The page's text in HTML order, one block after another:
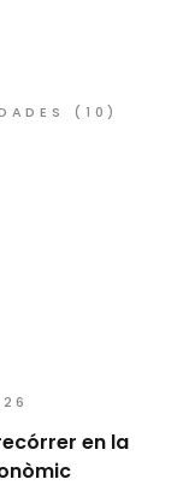
(10)
en la